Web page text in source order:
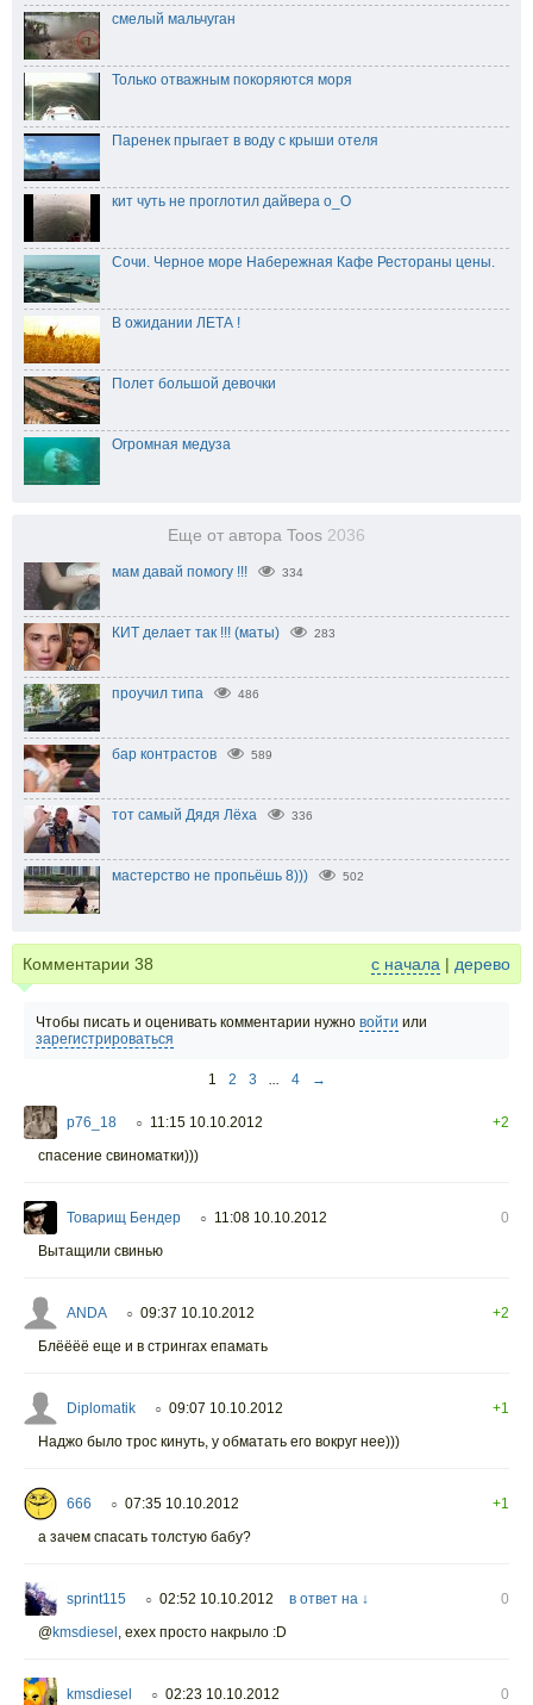
смелый мальчуган
Только отважным покоряются моря
Паренек прыгает в воду с крыши отеля
кит чуть не проглотил дайвера о_О
Сочи. Черное море Набережная Кафе Рестораны цены.
В ожидании ЛЕТА !
Полет большой девочки
Огромная медуза
Еще от автора Toos 2036
мам давай помогу !!! 334
КИТ делает так !!! (маты) 283
проучил типа 486
бар контрастов 589
тот самый Дядя Лёха 336
мастерство не пропьёшь 8))) 502
Комментарии 38 с начала | дерево
Чтобы писать и оценивать комментарии нужно войти или
зарегистрироваться
1 2 3 4 →
p76_18 ○ 11:15 10.10.2012
+2
спасение свиноматки)))
Товарищ Бендер ○ 11:08 10.10.2012
0
Вытащили свинью
ANDA ○ 09:37 10.10.2012
+2
Блёёёё еще и в стрингах епамать
Diplomatik ○ 09:07 10.10.2012
+1
Наджо было трос кинуть, у обматать его вокруг нее)))
666 ○ 07:35 10.10.2012
+1
а зачем спасать толстую бабу?
sprint115 ○ 02:52 10.10.2012 в ответ на ↓
0
@kmsdiesel ехех просто накрыло :D
kmsdiesel ○ 02:23 10.10.2012
0